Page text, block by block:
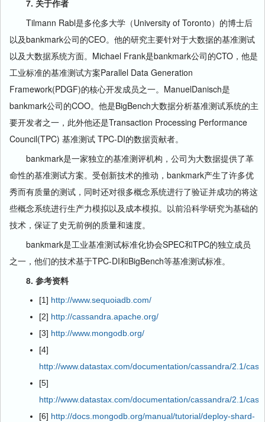
7. 关于作者
Tilmann Rabl是多伦多大学（University of Toronto）的博士后
以及bankmark公司的CEO。他的研究主要针对于大数据的基准测试
以及大数据系统方面。Michael Frank是bankmark公司的CTO，他是
工业标准的基准测试方案Parallel Data Generation
Framework(PDGF)的核心开发成员之一。ManuelDanisch是
bankmark公司的COO。他是BigBench大数据分析基准测试系统的主
要开发者之一，此外他还是Transaction Processing Performance
Council(TPC) 基准测试 TPC-DI的数据贡献者。
bankmark是一家独立的基准测评机构，公司为大数据提供了革
命性的基准测试方案。受创新技术的推动，bankmark产生了许多优
秀而有质量的测试，同时还对很多概念系统进行了验证并成功的将这
些概念系统进行生产力模拟以及成本模拟。以前沿科学研究为基础的
技术，保证了史无前例的质量和速度。
bankmark是工业基准测试标准化协会SPEC和TPC的独立成员
之一，他们的技术基于TPC-DI和BigBench等基准测试标准。
8. 参考资料
[1] http://www.sequoiadb.com/
[2] http://cassandra.apache.org/
[3] http://www.mongodb.org/
[4]
http://www.datastax.com/documentation/cassandra/2.1/
[5]
http://www.datastax.com/documentation/cassandra/2.1/
[6] http://docs.mongodb.org/manual/tutorial/deploy-shard-